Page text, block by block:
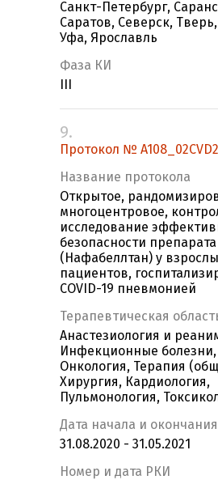
Санкт-Петербург,
Саратов, Северск,
Уфа, Ярославль
Фаза КИ
9.
Протокол №
Название протокола
Открытое,
многоцентровое,
исследование
безопасности препарата
(Нафабеллтан) у
пациентов,
COVID-19 пневмонией
Терапевтическая
Анастезиология и
Инфекционные болезни,
Онкология, Терапия
Хирургия, Кардиология,
Пульмонология,
Дата начала и
31.08.2020 - 31.05.2021
Номер и дата РКИ